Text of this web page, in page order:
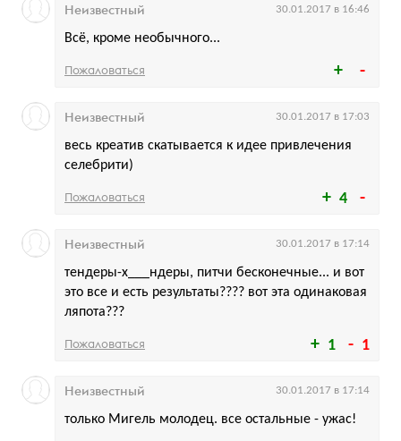
Всё, кроме необычного...
Неизвестный 30.01.2017 в 16:46
Пожаловаться
4
весь креатив скатывается к идее привлечения
селебрити)
Неизвестный 30.01.2017 в 17:03
Пожаловаться
1 1
тендеры-х___ндеры, питчи бесконечные... и вот
это все и есть результаты???? вот эта одинаковая
ляпота???
Неизвестный 30.01.2017 в 17:14
Пожаловаться
только Мигель молодец. все остальные - ужас!
Неизвестный 30.01.2017 в 17:14